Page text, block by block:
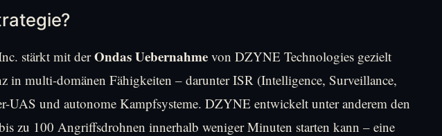
stärkt mit derOndas Uebernahme von DZYNE Technologies gezielt
in multi-domänen Fähigkeiten – darunter ISR (Intelligence, Surveillance,
UAS und autonome Kampfsysteme. DZYNE entwickelt unter anderem den
zu 100 Angriffsdrohnen innerhalb weniger Minuten starten kann – eine